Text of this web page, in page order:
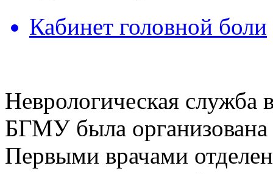
Кабинет головной боли
Неврологическая служба
БГМУ была организована
Первыми врачами